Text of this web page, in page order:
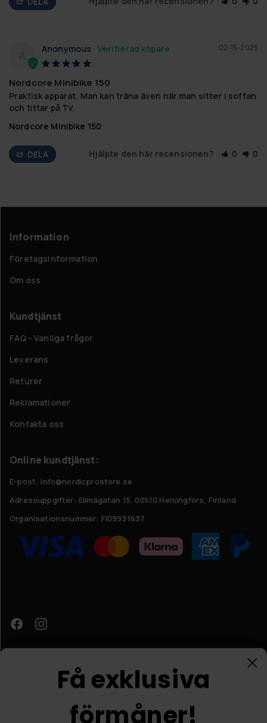
02-15-2025
Anonymous
Nordcore Minibike 150
Praktisk apparat. Man kan träna även när man sitter i soffan
och tittar på TV.
Nordcore Minibike 150
DELA Hjälpte den här recensionen? 0 0
Information
Företagsinformation
Om oss
Kundtjänst
FAQ - Vanliga frågor
Leverans
Returer
Reklamationer
Kontakta oss
Online kundtjänst:
E-post: info@nordicprostore.se
Adressuppgifter: Elimägatan 15, 00510 Helsingfors, Finland
Organisationsnummer: FI09931637
Få exklusiva
förmåner!